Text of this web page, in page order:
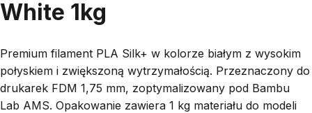
White 1kg
Premium filament PLA Silk+ w kolorze białym z wysokim
połyskiem i zwiększoną wytrzymałością. Przeznaczony do
drukarek FDM 1,75 mm, zoptymalizowany pod Bambu
Lab AMS. Opakowanie zawiera 1 kg materiału do modeli